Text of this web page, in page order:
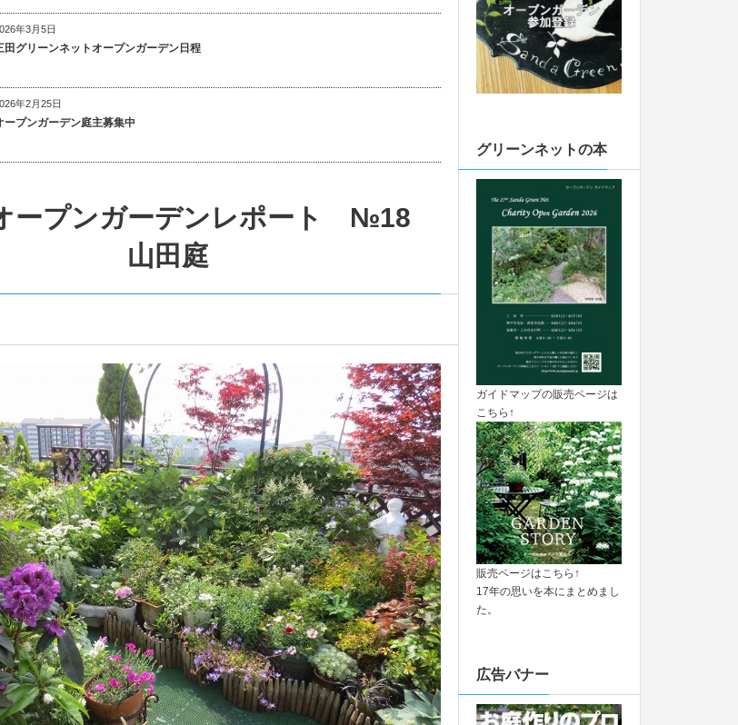
年3月5日
田グリーンネットオープンガーデン日程
年2月25日
ープンガーデン庭主募集中
ープンガーデンレポート №18
山田庭
グリーンネットの本
ガイドマップの販売ページは
こちら↑
販売ページはこちら↑
17年の思いを本にまとめまし
た。
広告バナー